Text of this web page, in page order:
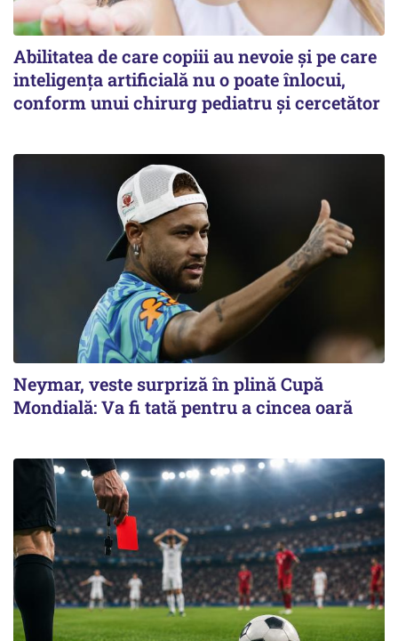
Abilitatea de care copiii au nevoie și pe care
inteligența artificială nu o poate înlocui,
conform unui chirurg pediatru și cercetător
Neymar, veste surpriză în plină Cupă
Mondială: Va fi tată pentru a cincea oară